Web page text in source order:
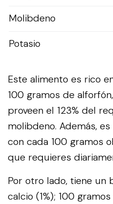
Molibdeno
Potasio
Este alimento es rico
100 gramos de
proveen el 123% del
molibdeno. Además,
con cada 100 gramos
que requieres
Por otro lado, tiene un
calcio (1%); 100